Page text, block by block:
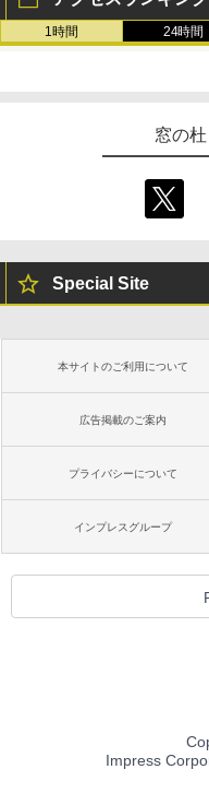
1時間 24時間
窓の
Special Site
本サイトのご利用について
広告掲載のご案内
プライバシーについて
インプレスグループ
Impress